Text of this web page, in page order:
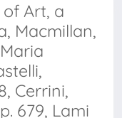
Art, a
Macmillan,
Cerrini,
679, Lami